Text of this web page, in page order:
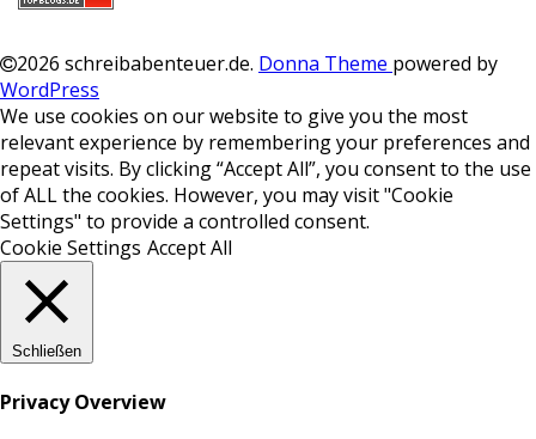
2026 schreibabenteuer.de. Donna Theme powered by
WordPress
We use cookies on our website to give you the most
relevant experience by remembering your preferences and
repeat visits. By clicking “Accept All”, you consent to the use
of ALL the cookies. However, you may visit "Cookie
Settings" to provide a controlled consent.
Cookie Settings Accept All
Schließen
Privacy Overview